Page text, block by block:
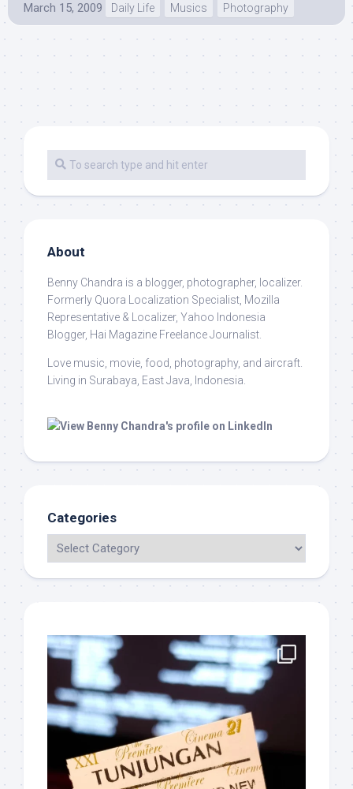
March 15, 2009 Daily Life Musics Photography
About
Benny Chandra is a blogger, photographer, localizer.
Formerly Quora Localization Specialist, Mozilla
Representative & Localizer, Yahoo Indonesia
Blogger, Hai Magazine Freelance Journalist.
Love music, movie, food, photography, and aircraft.
Living in Surabaya, East Java, Indonesia.
Categories